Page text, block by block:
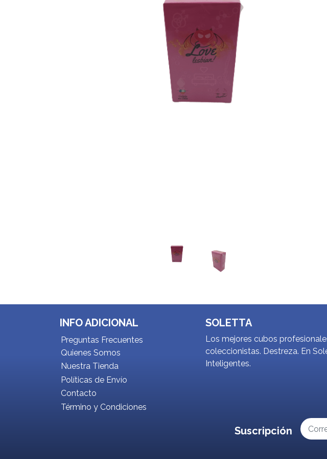
INFO ADICIONAL
Preguntas Frecuentes
Quienes Somos
Nuestra Tienda
Políticas de Envío
Contacto
Término y Condiciones
SOLETTA
Los mejores cubos
coleccionistas. Destreza. En
Inteligentes.
Suscripción